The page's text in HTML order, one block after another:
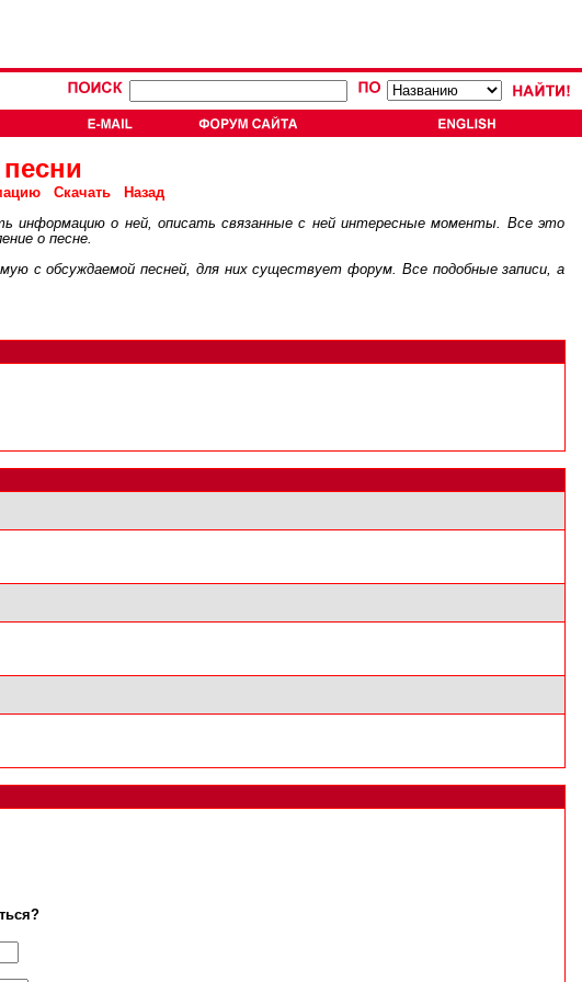
Скачать
Назад
информацию о ней, описать связанные с ней интересные моменты. Все это
о песне.
с обсуждаемой песней, для них существует форум. Все подобные записи, а